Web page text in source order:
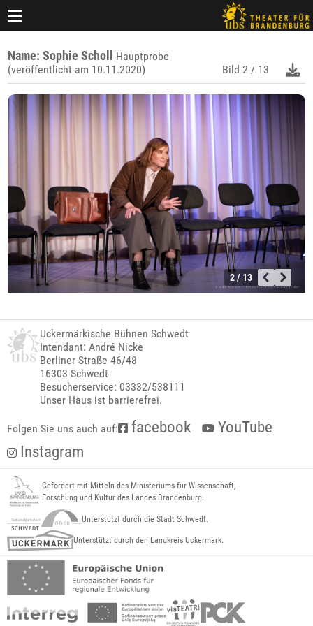
Name: Sophie Scholl
Hauptprobe
(veröffentlicht am 10.11.2020)
Bild 2 / 13
2 / 13
Uckermärkische Bühnen Schwedt
Intendant: André Nicke
Berliner Straße 46/48
16303 Schwedt
Besucherservice: 03332/538111
Unser Haus ist barrierefrei.
Folgen Sie uns auch auf: facebook
YouTube
Instagram
Gefördert mit Mitteln des Ministeriums für Wissenschaft,
Forschung und Kultur des Landes Brandenburg.
Unterstützt durch die Stadt Schwedt.
Unterstützt durch den Landkreis Uckermark.